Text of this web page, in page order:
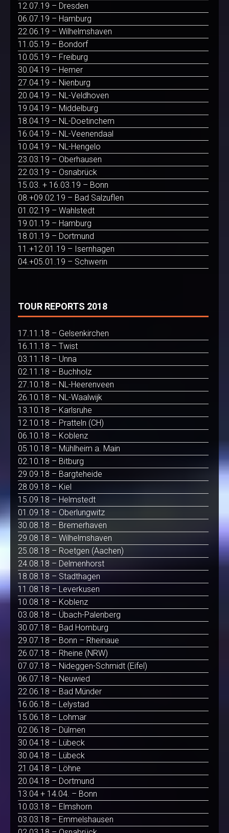
12.07.19 – Dresden
06.07.19 – Hamburg
22.06.19 – Wilhelmshaven
11.05.19 – Bondorf
10.05.19 – Freiburg
30.04.19 – Hemer
27.04.19 – Nienburg
20.04.19 – NL-Veldhoven
19.04.19 – Middelburg
18.04.19 – NL-Doetinchem
16.04.19 – NL-Veenendaal
10.04.19 – NL-Hengelo
23.03.19 – Oberhausen
22.03.19 – Osnabrück
15.03. + 16.03.19 – Bonn
08.+09.02.19 – Bad Salzuflen
01.02.19 – Wahlstedt
19.01.19 – Hamburg
18.01.19 – Dortmund
11.+12.01.19 – Isernhagen
04.+05.01.19 – Schwerin
TOUR REPORTS 2018
17.11.18 – Gelsenkirchen
16.11.18 – Twist
03.11.18 – Unna
02.11.18 – Buchholz
27.10.18 – NL-Heerenveen
26.10.18 – NL-Waalwijk
13.10.18 – Karlsruhe
12.10.18 – Pratteln (CH)
06.10.18 – Koblenz
05.10.18 – Mühlheim a. Main
02.10.18 – Bitburg
29.09.18 – Bargteheide
28.09.18 – Kiel
15.09.18 – Helmstedt
01.09.18 – Oberlungwitz
30.08.18 – Bremerhaven
29.08.18 – Wilhelmshaven
25.08.18 – Roetgen (Aachen)
24.08.18 – Delmenhorst
18.08.18 – Stadthagen
11.08.18 – Leverkusen
10.08.18 – Koblenz
03.08.18 – Übach-Palenberg
30.07.18 – Bad Homburg
29.07.18 – Bonn – Rheinaue
26.07.18 – Rheine (NRW)
07.07.18 – Nideggen-Schmidt (Eifel)
06.07.18 – Neuwied
22.06.18 – Bad Münder
16.06.18 – Lelystad
15.06.18 – Lohmar
02.06.18 – Dülmen
30.04.18 – Lübeck
30.04.18 – Lübeck
21.04.18 – Löhne
20.04.18 – Dortmund
13.04 + 14.04. – Bonn
10.03.18 – Elmshorn
03.03.18 – Emmelshausen